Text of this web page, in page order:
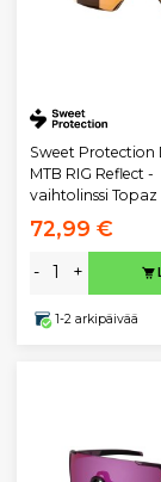
Sweet Protection
MTB RIG Reflect -
vaihtolinssi Topaz
72,99 €
- +
1-2 arkipäivää